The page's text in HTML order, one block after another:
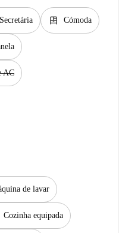
Secretária dresser Cómoda
AC
de lavar
Cozinha equipada